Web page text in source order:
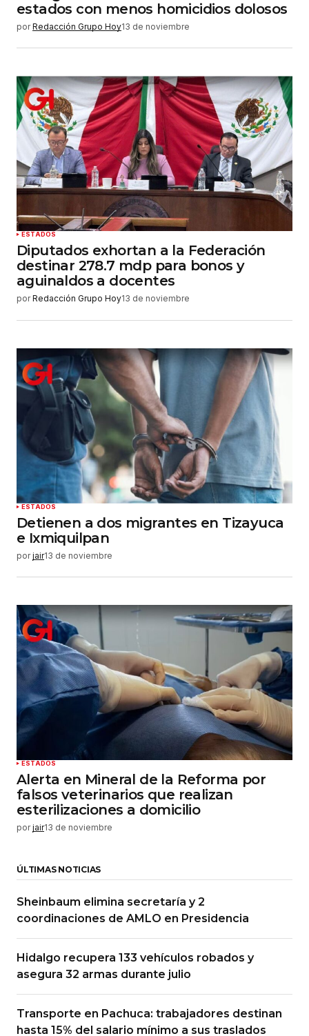
estados con menos homicidios dolosos
por Redacción Grupo Hoy13 de noviembre
ESTADOS
Diputados exhortan a la Federación
destinar 278.7 mdp para bonos y
aguinaldos a docentes
por Redacción Grupo Hoy13 de noviembre
ESTADOS
Detienen a dos migrantes en Tizayuca
e Ixmiquilpan
por jair13 de noviembre
ESTADOS
Alerta en Mineral de la Reforma por
falsos veterinarios que realizan
esterilizaciones a domicilio
por jair13 de noviembre
ÚLTIMAS NOTICIAS
Sheinbaum elimina secretaría y 2
coordinaciones de AMLO en Presidencia
Hidalgo recupera 133 vehículos robados y
asegura 32 armas durante julio
Transporte en Pachuca: trabajadores destinan
hasta 15% del salario mínimo a sus traslados